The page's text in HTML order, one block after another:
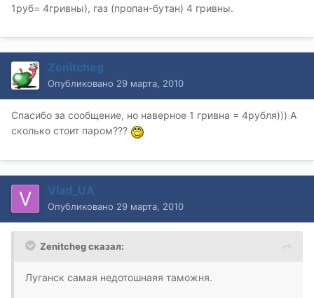
1руб= 4гривны), газ (пропан-бутан) 4 гривны.
Zenitcheg
Опубликовано 29 марта, 2010
Спасибо за сообщение, но наверное 1 гривна = 4рубля))) А
сколько стоит паром???
Vlad_UA
Опубликовано 29 марта, 2010
Zenitcheg сказал:
Луганск самая недотошнаяя таможня.